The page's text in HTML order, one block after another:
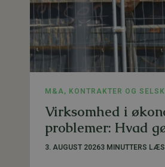
M&A, KONTRAKTER OG
Virksomhed i
problemer: Hvad
3. AUGUST 20263 MINUTTERS